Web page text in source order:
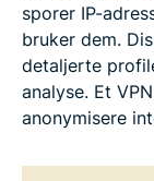
sporer IP-
bruker dem.
detaljerte
analyse. Et
anonymisere